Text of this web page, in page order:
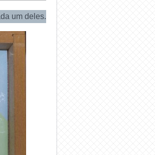
um deles.